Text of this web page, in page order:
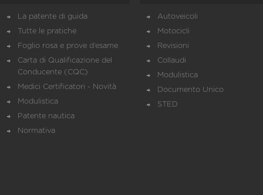
La patente di guida
Tutte le pratiche
Foglio rosa e prove d’esame
Carta di Qualificazione del
Conducente (CQC)
Medici Certificatori - Novità
Modulistica
Patente nautica
Normativa
Autoveicoli
Motocicli
Revisioni
Collaudi
Modulistica
Documento Unico
STED